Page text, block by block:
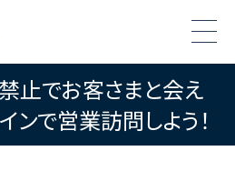
止でお客さまと会え
ンで営業訪問しよう！